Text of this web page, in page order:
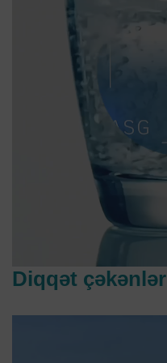
Diqqət çəkənlər